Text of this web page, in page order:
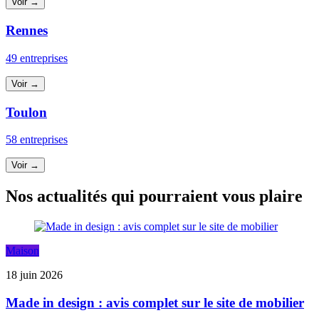
Rennes
49 entreprises
Voir →
Toulon
58 entreprises
Voir →
Nos actualités qui pourraient vous plaire
Maison
18 juin 2026
Made in design : avis complet sur le site de mobilier